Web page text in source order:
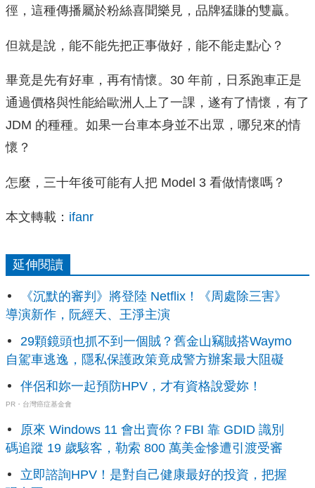
徑，這種傳播屬於粉絲喜聞樂見，品牌猛賺的雙贏。
但就是說，能不能先把正事做好，能不能走點心？
畢竟是先有好車，再有情懷。30 年前，日系跑車正是
通過價格與性能給歐洲人上了一課，遂有了情懷，有了
JDM 的種種。如果一台車本身並不出眾，哪兒來的情
懷？
怎麼，三十年後可能有人把 Model 3 看做情懷嗎？
本文轉載： ifanr
延伸閱讀
《沉默的審判》將登陸 Netflix！《周處除三害》
導演新作，阮經天、王淨主演
29顆鏡頭也抓不到一個賊？舊金山竊賊搭Waymo
自駕車逃逸，隱私保護政策竟成警方辦案最大阻礙
伴侶和妳一起預防HPV，才有資格說愛妳！
PR・台灣癌症基金會
原來 Windows 11 會出賣你？FBI 靠 GDID 識別
碼追蹤 19 歲駭客，勒索 800 萬美金慘遭引渡受審
立即諮詢HPV！是對自己健康最好的投資，把握